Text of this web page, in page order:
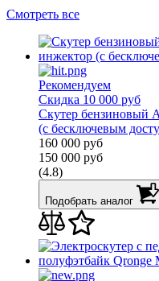
Смотреть все
Рекомендуем
Скидка 10 000 руб
Скутер бензиновый
(с бесключевым
160 000 руб
150 000 руб
(4.8)
Подобрать аналог